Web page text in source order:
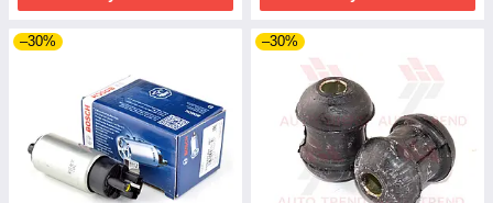
–30% –30%